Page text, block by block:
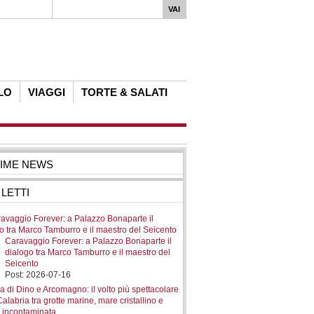
VIAGGI TORTE & SALATI
NEWS
Caravaggio Forever: a Palazzo Bonaparte il
dialogo tra Marco Tamburro e il maestro del
Seicento
Post: 2026-07-16